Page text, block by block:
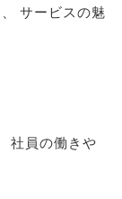
サービスの魅
社員の働きや